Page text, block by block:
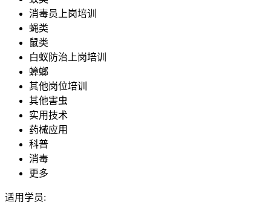
消毒员上岗培训
蝇类
鼠类
白蚁防治上岗培训
蟑螂
其他岗位培训
其他害虫
实用技术
药械应用
科普
消毒
更多
适用学员: